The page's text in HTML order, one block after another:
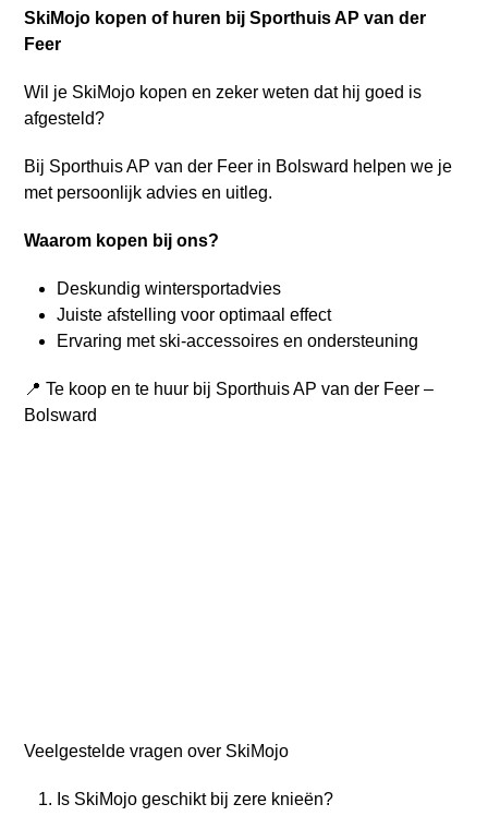
SkiMojo kopen of huren bij Sporthuis AP van der
Feer
Wil je SkiMojo kopen en zeker weten dat hij goed is
afgesteld?
Bij Sporthuis AP van der Feer in Bolsward helpen we je
met persoonlijk advies en uitleg.
Waarom kopen bij ons?
Deskundig wintersportadvies
Juiste afstelling voor optimaal effect
Ervaring met ski-accessoires en ondersteuning
📍 Te koop en te huur bij Sporthuis AP van der Feer –
Bolsward
Veelgestelde vragen over SkiMojo
Is SkiMojo geschikt bij zere knieën?